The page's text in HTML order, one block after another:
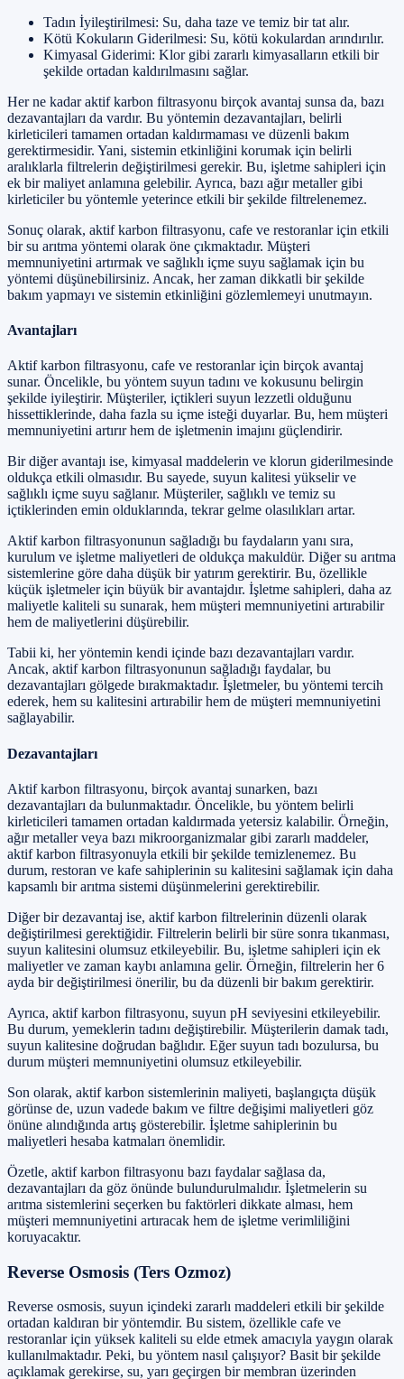
Tadın İyileştirilmesi: Su, daha taze ve temiz bir tat alır.
Kötü Kokuların Giderilmesi: Su, kötü kokulardan arındırılır.
Kimyasal Giderimi: Klor gibi zararlı kimyasalların etkili bir
şekilde ortadan kaldırılmasını sağlar.
Her ne kadar aktif karbon filtrasyonu birçok avantaj sunsa da, bazı
dezavantajları da vardır. Bu yöntemin dezavantajları, belirli
kirleticileri tamamen ortadan kaldırmaması ve düzenli bakım
gerektirmesidir. Yani, sistemin etkinliğini korumak için belirli
aralıklarla filtrelerin değiştirilmesi gerekir. Bu, işletme sahipleri için
ek bir maliyet anlamına gelebilir. Ayrıca, bazı ağır metaller gibi
kirleticiler bu yöntemle yeterince etkili bir şekilde filtrelenemez.
Sonuç olarak, aktif karbon filtrasyonu, cafe ve restoranlar için etkili
bir su arıtma yöntemi olarak öne çıkmaktadır. Müşteri
memnuniyetini artırmak ve sağlıklı içme suyu sağlamak için bu
yöntemi düşünebilirsiniz. Ancak, her zaman dikkatli bir şekilde
bakım yapmayı ve sistemin etkinliğini gözlemlemeyi unutmayın.
Avantajları
Aktif karbon filtrasyonu, cafe ve restoranlar için birçok avantaj
sunar. Öncelikle, bu yöntem suyun tadını ve kokusunu belirgin
şekilde iyileştirir. Müşteriler, içtikleri suyun lezzetli olduğunu
hissettiklerinde, daha fazla su içme isteği duyarlar. Bu, hem müşteri
memnuniyetini artırır hem de işletmenin imajını güçlendirir.
Bir diğer avantajı ise, kimyasal maddelerin ve klorun giderilmesinde
oldukça etkili olmasıdır. Bu sayede, suyun kalitesi yükselir ve
sağlıklı içme suyu sağlanır. Müşteriler, sağlıklı ve temiz su
içtiklerinden emin olduklarında, tekrar gelme olasılıkları artar.
Aktif karbon filtrasyonunun sağladığı bu faydaların yanı sıra,
kurulum ve işletme maliyetleri de oldukça makuldür. Diğer su arıtma
sistemlerine göre daha düşük bir yatırım gerektirir. Bu, özellikle
küçük işletmeler için büyük bir avantajdır. İşletme sahipleri, daha az
maliyetle kaliteli su sunarak, hem müşteri memnuniyetini artırabilir
hem de maliyetlerini düşürebilir.
Tabii ki, her yöntemin kendi içinde bazı dezavantajları vardır.
Ancak, aktif karbon filtrasyonunun sağladığı faydalar, bu
dezavantajları gölgede bırakmaktadır. İşletmeler, bu yöntemi tercih
ederek, hem su kalitesini artırabilir hem de müşteri memnuniyetini
sağlayabilir.
Dezavantajları
Aktif karbon filtrasyonu, birçok avantaj sunarken, bazı
dezavantajları da bulunmaktadır. Öncelikle, bu yöntem belirli
kirleticileri tamamen ortadan kaldırmada yetersiz kalabilir. Örneğin,
ağır metaller veya bazı mikroorganizmalar gibi zararlı maddeler,
aktif karbon filtrasyonuyla etkili bir şekilde temizlenemez. Bu
durum, restoran ve kafe sahiplerinin su kalitesini sağlamak için daha
kapsamlı bir arıtma sistemi düşünmelerini gerektirebilir.
Diğer bir dezavantaj ise, aktif karbon filtrelerinin düzenli olarak
değiştirilmesi gerektiğidir. Filtrelerin belirli bir süre sonra tıkanması,
suyun kalitesini olumsuz etkileyebilir. Bu, işletme sahipleri için ek
maliyetler ve zaman kaybı anlamına gelir. Örneğin, filtrelerin her 6
ayda bir değiştirilmesi önerilir, bu da düzenli bir bakım gerektirir.
Ayrıca, aktif karbon filtrasyonu, suyun pH seviyesini etkileyebilir.
Bu durum, yemeklerin tadını değiştirebilir. Müşterilerin damak tadı,
suyun kalitesine doğrudan bağlıdır. Eğer suyun tadı bozulursa, bu
durum müşteri memnuniyetini olumsuz etkileyebilir.
Son olarak, aktif karbon sistemlerinin maliyeti, başlangıçta düşük
görünse de, uzun vadede bakım ve filtre değişimi maliyetleri göz
önüne alındığında artış gösterebilir. İşletme sahiplerinin bu
maliyetleri hesaba katmaları önemlidir.
Özetle, aktif karbon filtrasyonu bazı faydalar sağlasa da,
dezavantajları da göz önünde bulundurulmalıdır. İşletmelerin su
arıtma sistemlerini seçerken bu faktörleri dikkate alması, hem
müşteri memnuniyetini artıracak hem de işletme verimliliğini
koruyacaktır.
Reverse Osmosis (Ters Ozmoz)
Reverse osmosis, suyun içindeki zararlı maddeleri etkili bir şekilde
ortadan kaldıran bir yöntemdir. Bu sistem, özellikle cafe ve
restoranlar için yüksek kaliteli su elde etmek amacıyla yaygın olarak
kullanılmaktadır. Peki, bu yöntem nasıl çalışıyor? Basit bir şekilde
açıklamak gerekirse, su, yarı geçirgen bir membran üzerinden